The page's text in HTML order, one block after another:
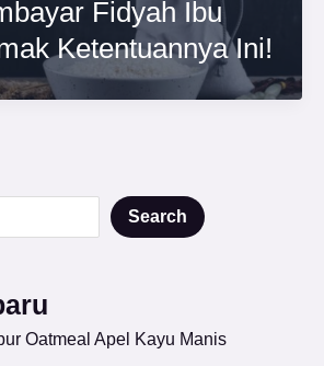
Fidyah Ibu
Ketentuannya Ini!
Search
Oatmeal Apel Kayu Manis